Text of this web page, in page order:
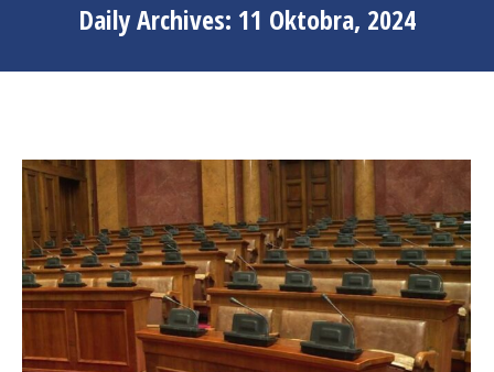
Daily Archives: 11 Oktobra, 2024